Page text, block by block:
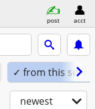
post acct
✓ from this seller
newest